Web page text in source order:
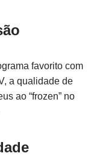
favorito com
a qualidade de
ao “frozen” no